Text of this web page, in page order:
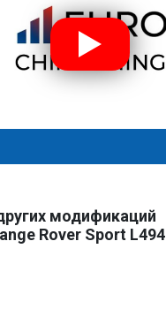
модификаций
Rover Sport L494